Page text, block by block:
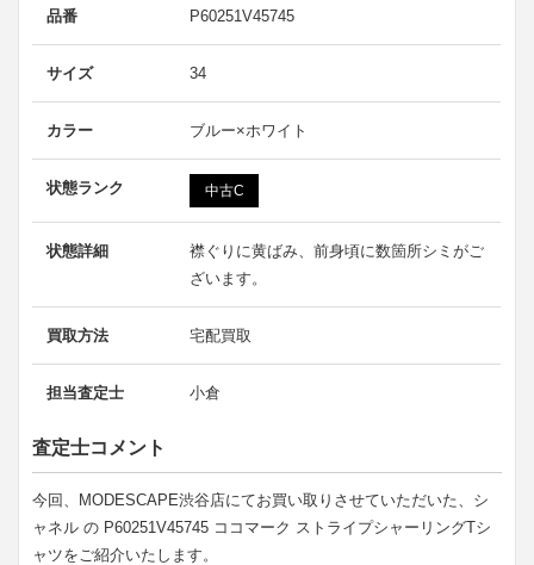
品番 P60251V45745
サイズ 34
カラー ブルー×ホワイト
状態ランク 中古C
状態詳細
襟ぐりに黄ばみ、前身頃に数箇所シミがご
ざいます。
買取方法 宅配買取
担当査定士 小倉
査定士コメント
今回、MODESCAPE渋谷店にてお買い取りさせていただいた、シ
ャネル の P60251V45745 ココマーク ストライプシャーリングTシ
ャツをご紹介いたします。